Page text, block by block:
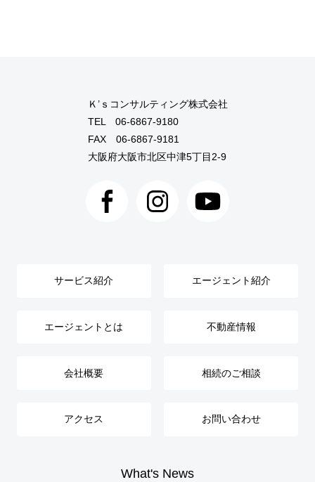
Ｋ’ｓコンサルティング株式会社
TEL 06-6867-9180
FAX 06-6867-9181
大阪府大阪市北区中津5丁目2-9
サービス紹介 エージェント紹介
エージェントとは 不動産情報
会社概要 相続のご相談
アクセス お問い合わせ
What's News